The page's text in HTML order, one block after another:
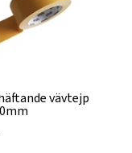
vävtejp